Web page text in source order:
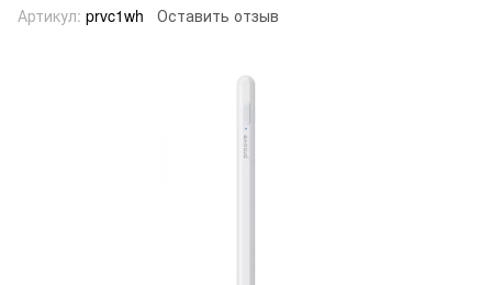
Артикул: prvc1wh Оставить отзыв